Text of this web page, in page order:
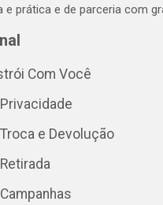
e prática e de parceria com
Com Você
e Devolução